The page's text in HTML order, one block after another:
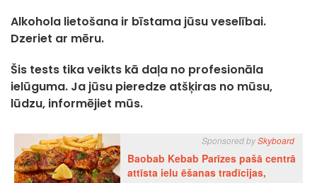
Alkohola lietošana ir bīstama jūsu veselībai.
Dzeriet ar mēru.
Šis tests tika veikts kā daļa no profesionāla
ielūguma. Ja jūsu pieredze atšķiras no mūsu,
lūdzu, informējiet mūs.